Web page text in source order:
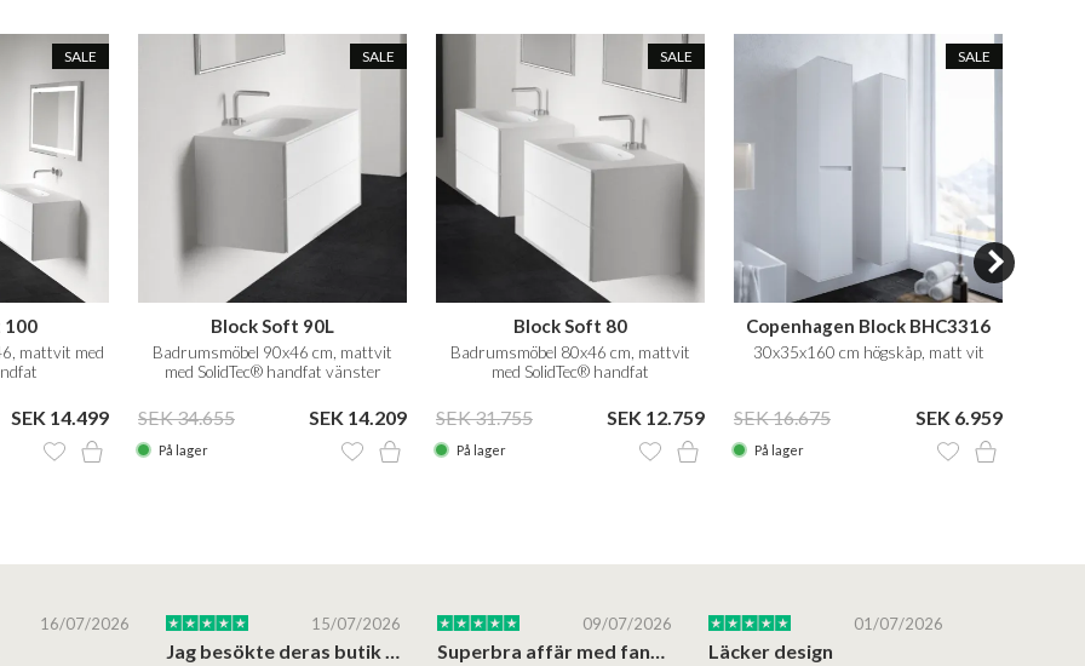
SALE
100
mattvit med
SEK 14.499
SALE
Block Soft 90L
Badrumsmöbel 90x46 cm, mattvit
med SolidTec® handfat vänster
SEK 34.655 SEK 14.209
På lager
SALE
Block Soft 80
Badrumsmöbel 80x46 cm, mattvit
med SolidTec® handfat
SEK 31.755 SEK 12.759
På lager
SALE
Copenhagen Block BHC3316
30x35x160 cm högskåp, matt vit
SEK 16.675 SEK 6.959
På lager
16/07/2026 15/07/2026 09/07/2026 01/07/2026
Läcker design